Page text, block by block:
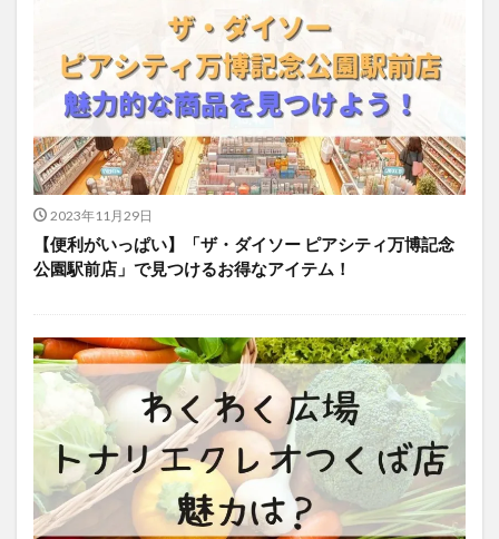
2023年11月29日
【便利がいっぱい】​「ザ・ダイソー ピアシティ万博記念
公園駅前店」で見つけるお得なアイテム！